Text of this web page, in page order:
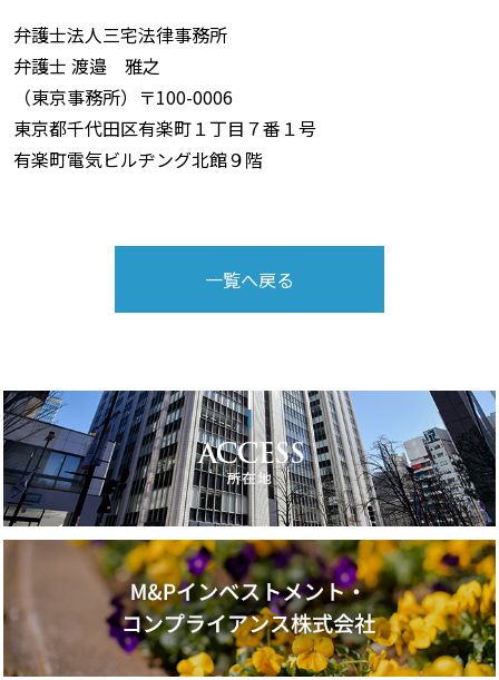
弁護士法人三宅法律事務所
弁護士 渡邉 雅之
（東京事務所）〒100-0006
東京都千代田区有楽町１丁目７番１号
有楽町電気ビルヂング北館９階
一覧へ戻る